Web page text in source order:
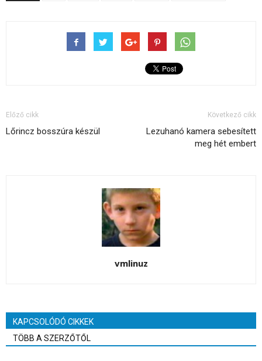
Előző cikk
Lőrincz bosszúra készül
Következő cikk
Lezuhanó kamera sebesített
meg hét embert
vmlinuz
KAPCSOLÓDÓ CIKKEK
TÖBB A SZERZŐTŐL